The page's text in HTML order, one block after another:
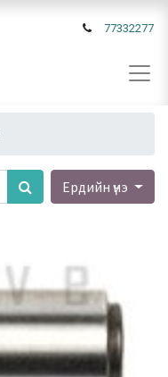
77332277
Ердийн үнэ